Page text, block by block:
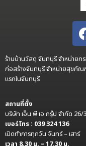
ร้านบ้านวัสดุ จันทบุรี จำหน่ายก
ก่อสร้างจันทบุรี จำหน่ายสุขภั
แรกในจันทบุรี
สถานที่ตั้ง
บริษัท เอ็น พี เอ กรุ๊ป จำกัด
เบอร์โทร : 039 324 136
เปิดทำการทุกวัน จันทร์ – เสาร์
เวลา 8.30 น. – 17.30 น.